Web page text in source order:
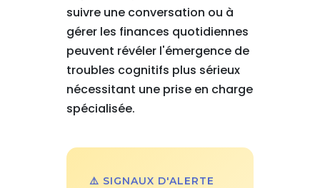
suivre une conversation ou à
gérer les finances quotidiennes
peuvent révéler l'émergence de
troubles cognitifs plus sérieux
nécessitant une prise en charge
spécialisée.
⚠️ SIGNAUX D'ALERTE